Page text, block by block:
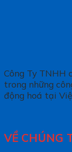
Công Ty TNHH
trong những
động hoá tại
VỀ CHÚNG